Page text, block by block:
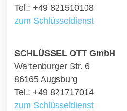
Tel.: +49 821510108
zum Schlüsseldienst
SCHLÜSSEL OTT GmbH
Wartenburger Str. 6
86165 Augsburg
Tel.: +49 821717014
zum Schlüsseldienst